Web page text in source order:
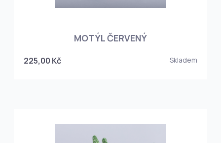
MOTÝL ČERVENÝ
225,00 Kč Skladem